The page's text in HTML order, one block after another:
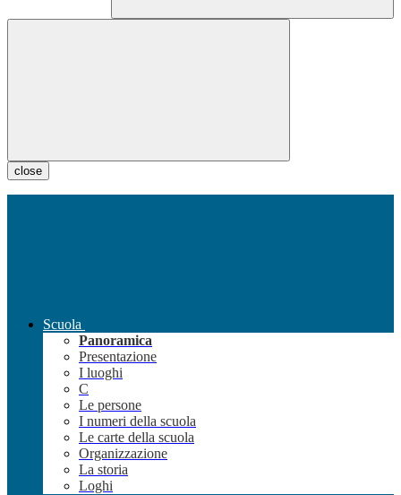
close
Scuola
Panoramica
Presentazione
I luoghi
C
Le persone
I numeri della scuola
Le carte della scuola
Organizzazione
La storia
Loghi